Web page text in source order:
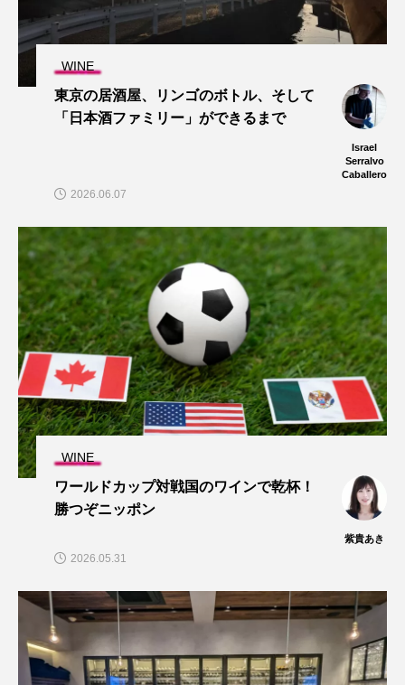
WINE
東京の居酒屋、リンゴのボトル、そして
「日本酒ファミリー」ができるまで
Israel
Serralvo
Caballero
2026.06.07
WINE
ワールドカップ対戦国のワインで乾杯！
勝つぞニッポン
紫貴あき
2026.05.31